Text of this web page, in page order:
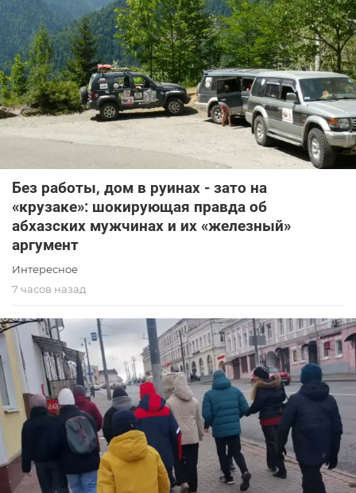
Без работы, дом в руинах - зато на
«крузаке»: шокирующая правда об
абхазских мужчинах и их «железный»
аргумент
Интересное
7 часов назад